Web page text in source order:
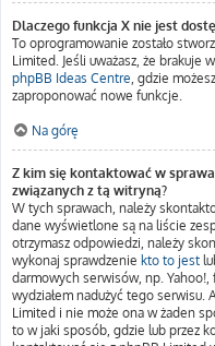
Dlaczego funkcja X nie jest
To oprogramowanie zostało
Limited. Jeśli uważasz, że brakuje
phpBB Ideas Centre, gdzie
zaproponować nowe funkcje.
Na górę
Z kim się kontaktować w
związanych z tą witryną?
W tych sprawach, należy
dane wyświetlone są na liście
otrzymasz odpowiedzi, należy
wykonaj sprawdzenie kto to jest
darmowych serwisów, np.
wydziałem nadużyć tego serwisu.
Limited i nie może ona w żaden
to w jaki sposób, gdzie lub przez